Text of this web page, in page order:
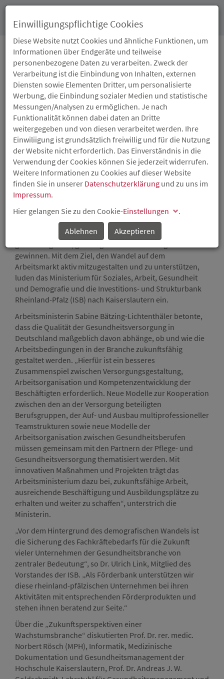
16.12.2014
NEUE PERSPEKTIVEN
AUF DEM
ARBEITSMARKT
Fachkräfte sichern und halten in der
Gesundheitswirtschaft
Die Gesundheitswirtschaft ist einer der wichtigsten
Wirtschaftszweige in Rheinland-Pfalz. Aufgrund der
wachsenden Komplexität der Aufgaben und den damit
verbundenen Anforderungen an die Mitarbeiterinnen
und Mitarbeiter wird es immer wichtiger, Fachpersonal
möglichst lange im Unternehmen zu halten und
gewinnen. Mit dem Ziel, den Wandel auf dem
Arbeitsmarkt aktiv mitzugestalten und zu unterstützen,
luden das Ministerium für Soziales, Arbeit, Gesundheit
und Demografie und die Investitions- und Strukturbank
Rheinland-Pfalz (ISB) nach Kaiserslautern ein.
Arbeitsministerin Sabine Bätzing-Lichtenthäler betonte,
dass die Qualität der Gesundheitsversorgung in
Deutschland maßgeblich davon abhänge, ob und wie die
Arbeitsbedingungen in der Branche zukunftsfähig
gestaltet werden. „Hierfür ist ein besseres
Zusammenspiel zwischen Versorgungsgestaltung,
Arbeitsorganisation und Kompetenzentwicklung der
Beschäftigten erforderlich. Neue Modelle zur Kooperation
zwischen den an der Versorgung beteiligten
Berufsgruppen, der Auf- und Ausbau multiprofessioneller
Teamstrukturen sowie neue Modelle der
Arbeitsorganisation zwischen Gesundheitsberufen
müssen gemeinsam mit den Partnern der Pflege- und
Gesundheitsversorgung thematisiert werden. Mit
innovativen Maßnahmen und Projekten trägt das
Arbeitsministerium dazu bei, zukunftsfähige Arbeit,
ausreichende Beschäftigung und Ausbildungsplätze zu
erhalten und weiter zu schaffen“, unterstrich die
Ministerin.
„Vor dem Hintergrund des demografischen Wandels ist
die Sicherung des Fachkräftebedarfs für die Zukunft
vieler Unternehmen der Gesundheitsbranche von
zentraler Bedeutung“, so Dr. Ulrich Link, Mitglied des
Vorstandes der ISB. „Als Förderbank unterstützen wir
diese rheinland-pfälzischen Unternehmen bei ihren
Aktivitäten mit entsprechenden Förderprodukten und
stehen ihnen beratend zur Seite.“
Über die „Zukunftsperspektiven einer
Wachstumsbranche“ diskutierten Prof. Dr. rer. medic.
Norbert Rösch (MPH), Informatik, Medizinische
Dokumentation und Gesundheitsmanagement der
Hochschule Kaiserslautern, Prof. Dr. Andreas J. W.
Einwilligungspflichtige Cookies
Diese Website nutzt Cookies und ähnliche Funktionen, um
Informationen über Endgeräte und teilweise
personenbezogene Daten zu verarbeiten. Zweck der
Verarbeitung ist die Einbindung von Inhalten, externen
Diensten sowie Elementen Dritter, um personalisierte
Werbung, die Einbindung sozialer Medien und statistische
Messungen/Analysen zu ermöglichen. Je nach
Funktionalität können dabei daten an Dritte
weitergegeben und von diesen verarbeitet werden. Ihre
Einwiliigung ist grundsätzlich freiwillig und für die Nutzung
der Website nicht erforderlich. Das Einverständnis in die
Verwendung der Cookies können Sie jederzeit widerrufen.
Weitere Informationen zu Cookies auf dieser Website
finden Sie in unserer Datenschutzerklärung und zu uns im
Impressum.
Hier gelangen Sie zu den Cookie-Einstellungen
.
Ablehnen
Akzeptieren